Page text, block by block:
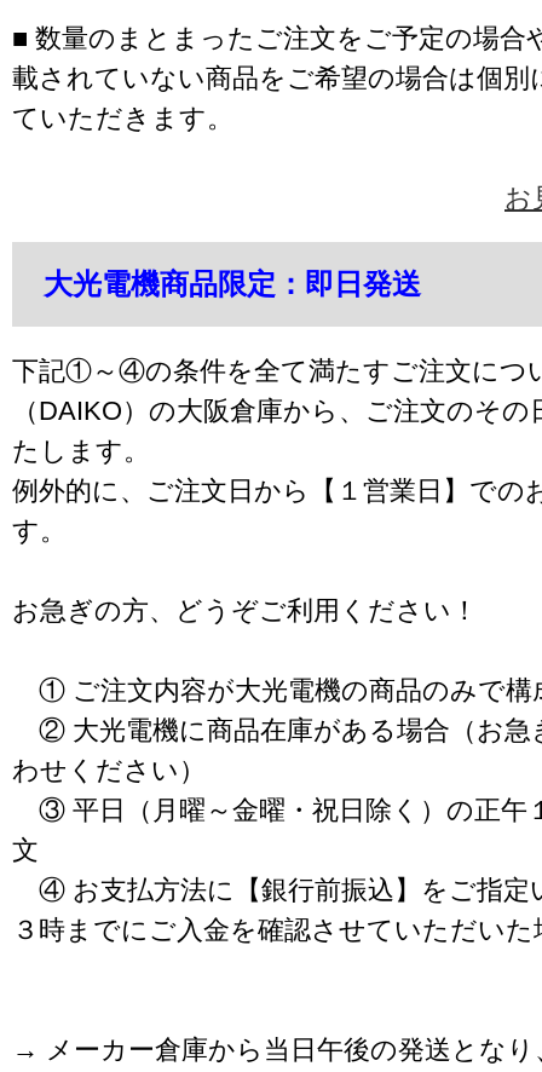
■ 数量のまとまったご注文をご予定の場合
載されていない商品をご希望の場合は個別
ていただきます。
お
大光電機商品限定：即日発送
下記①～④の条件を全て満たすご注文につ
（DAIKO）の大阪倉庫から、ご注文のそ
たします。
例外的に、ご注文日から【１営業日】での
す。
お急ぎの方、どうぞご利用ください！
① ご注文内容が大光電機の商品のみで構
② 大光電機に商品在庫がある場合（お急
わせください）
③ 平日（月曜～金曜・祝日除く）の正午
文
④ お支払方法に【銀行前振込】をご指定
３時までにご入金を確認させていただいた
→ メーカー倉庫から当日午後の発送となり